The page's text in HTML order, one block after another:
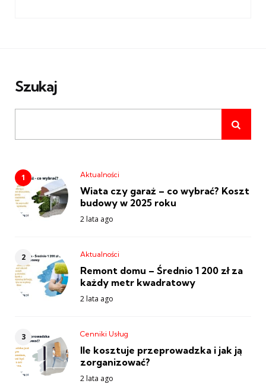
Szukaj
Aktualności
Wiata czy garaż – co wybrać? Koszt
budowy w 2025 roku
2 lata ago
Aktualności
Remont domu – Średnio 1 200 zł za
każdy metr kwadratowy
2 lata ago
Cenniki Usług
Ile kosztuje przeprowadzka i jak ją
zorganizować?
2 lata ago